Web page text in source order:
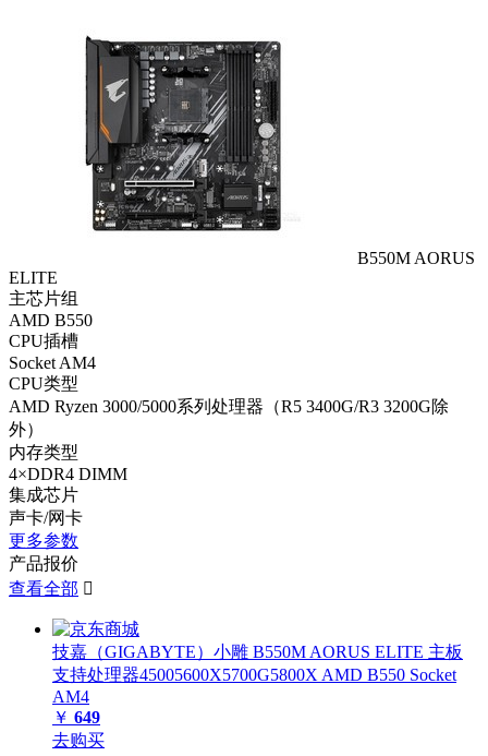
B550M AORUS
ELITE
主芯片组
AMD B550
CPU插槽
Socket AM4
CPU类型
AMD Ryzen 3000/5000系列处理器（R5 3400G/R3 3200G除
外）
内存类型
4×DDR4 DIMM
集成芯片
声卡/网卡
更多参数
产品报价
查看全部 
技嘉（GIGABYTE）小雕 B550M AORUS ELITE 主板
支持处理器45005600X5700G5800X AMD B550 Socket
AM4
￥ 649
去购买